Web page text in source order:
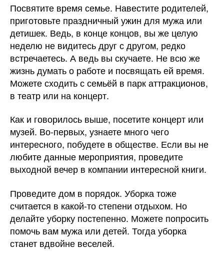
Посвятите время семье. Навестите родителей,
приготовьте праздничный ужин для мужа или
детишек. Ведь, в конце концов, вы же целую
неделю не видитесь друг с другом, редко
встречаетесь. А ведь вы скучаете. Не всю же
жизнь думать о работе и посвящать ей время.
Можете сходить с семьёй в парк аттракционов,
в театр или на концерт.
Как и говорилось выше, посетите концерт или
музей. Во-первых, узнаете много чего
интересного, побудете в обществе. Если вы не
любите данные мероприятия, проведите
выходной вечер в компании интересной книги.
Проведите дом в порядок. Уборка тоже
считается в какой-то степени отдыхом. Но
делайте уборку постепенно. Можете попросить
помочь вам мужа или детей. Тогда уборка
станет вдвойне веселей.